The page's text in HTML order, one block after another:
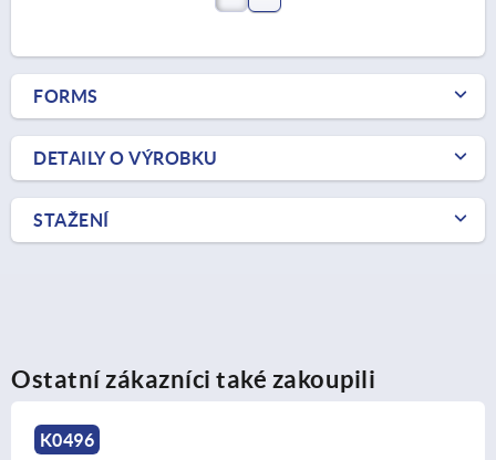
FORMS
DETAILY O VÝROBKU
STAŽENÍ
Ostatní zákazníci také zakoupili
K0496